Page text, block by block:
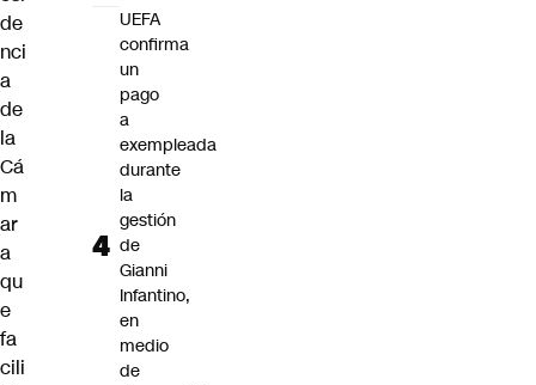
de
nci
a
de
la
Cá
m
ar
a
qu
e
fa
cili
UEFA
confirma
un
pago
a
exempleada
durante
la
gestión
de
Gianni
Infantino,
en
medio
de